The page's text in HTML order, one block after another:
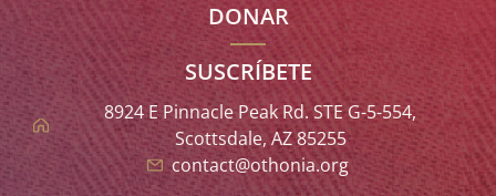
DONAR
SUSCRÍBETE
8924 E Pinnacle Peak Rd. STE G-5-554,
Scottsdale, AZ 85255
contact@othonia.org